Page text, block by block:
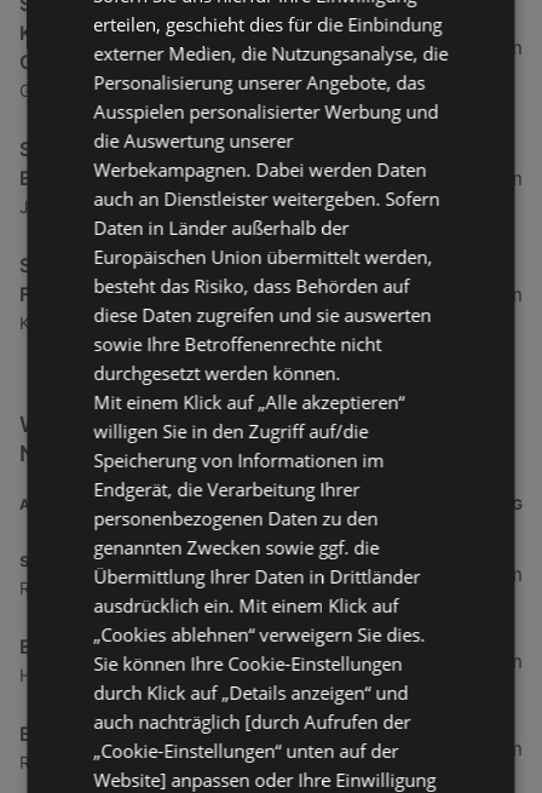
Klang&Bild Elektrofachgeschäft Kircher
GmbH
Gantschierstraße 6, 6780 Schruns
48,83 km
Siemens Hausgeräte erhältlich bei
Elektrotechnik Steinlechner GmbH
Jagerbichl 30, 6111 Volders
150,55 km
Siemens Hausgeräte erhältlich bei Elektro
Fischbacher & Partner GmbH
Kaiserbergstraße 28, 6330 Kufstein
193,85 km
Weitere Elektro & Multimedia Filialen in der
Nähe
ADRESSE ENTFERNUNG
simpli.at
Roseggerstraße 8, 6890 Lustenau
6 km
EP:Scheucher
Hofsteigstraße 21, 6890 Lustenau
6,14 km
EP:Scheucher
Radetzkystraße 20, 6890 Lustenau
6,19 km
erteilen, geschieht dies für die Einbindung
externer Medien, die Nutzungsanalyse, die
Personalisierung unserer Angebote, das
Ausspielen personalisierter Werbung und
die Auswertung unserer
Werbekampagnen. Dabei werden Daten
auch an Dienstleister weitergeben. Sofern
Daten in Länder außerhalb der
Europäischen Union übermittelt werden,
besteht das Risiko, dass Behörden auf
diese Daten zugreifen und sie auswerten
sowie Ihre Betroffenenrechte nicht
durchgesetzt werden können.
Mit einem Klick auf „Alle akzeptieren“
willigen Sie in den Zugriff auf/die
Speicherung von Informationen im
Endgerät, die Verarbeitung Ihrer
personenbezogenen Daten zu den
genannten Zwecken sowie ggf. die
Übermittlung Ihrer Daten in Drittländer
ausdrücklich ein. Mit einem Klick auf
„Cookies ablehnen“ verweigern Sie dies.
Sie können Ihre Cookie-Einstellungen
durch Klick auf „Details anzeigen“ und
auch nachträglich [durch Aufrufen der
„Cookie-Einstellungen“ unten auf der
Website] anpassen oder Ihre Einwilligung